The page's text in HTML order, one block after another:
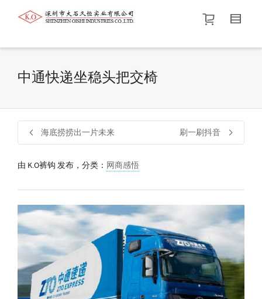
帮我查找新的衬衫尺码
价格介于
中通快递坐稳头把交椅
海底捞捞出一片未来 刷一刷抖音
由 K.O裤钩 发布，分类： 网商感悟